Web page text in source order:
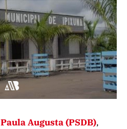
Paula Augusta (PSDB),